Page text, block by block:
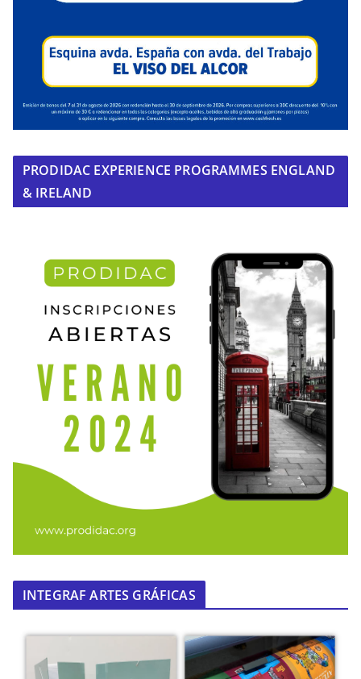
PRODIDAC EXPERIENCE PROGRAMMES ENGLAND
& IRELAND
INTEGRAF ARTES GRÁFICAS